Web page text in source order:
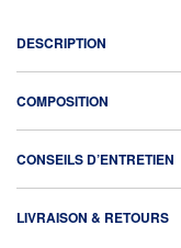
DESCRIPTION
COMPOSITION
CONSEILS D’ENTRETIEN
LIVRAISON & RETOURS